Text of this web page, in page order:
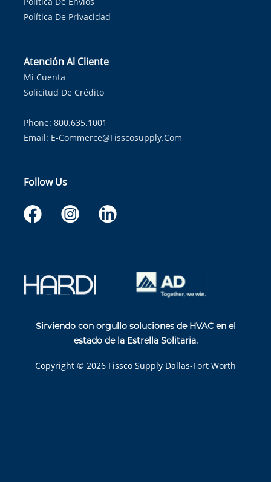
Política De Privacidad
Atención Al Cliente
Mi Cuenta
Solicitud De Crédito
Phone: 800.635.1001
Email: E-Commerce@fisscosupply.com
Follow Us
Sirviendo con orgullo soluciones de HVAC en el
estado de la Estrella Solitaria.
Copyright © 2026 Fissco Supply Dallas-Fort Worth